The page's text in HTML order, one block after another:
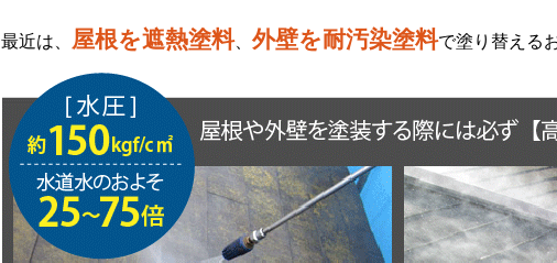
最近は、 屋根を遮熱塗料、 外壁を耐汚染塗料で塗り替える